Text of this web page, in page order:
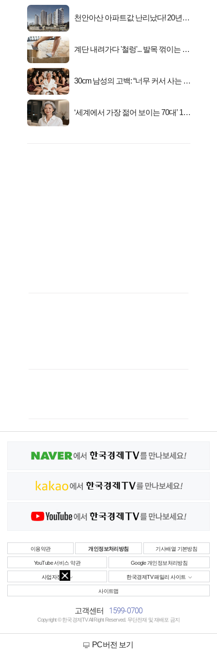
천안아산 아파트값 난리났다! 20년
계단 내려가다 '철렁'... 발목 꺾이는 이
30cm 남성의 고백: “너무 커서 사는 게
‘세계에서 가장 젊어 보이는 70대’ 1위
이용약관 개인정보처리방침 기사배열 기본방침
YouTube 서비스 약관 Google 개인정보처리방침
사업자정보 한국경제TV 패밀리 사이트
사이트맵
고객센터 1599-0700
Copyright © 한국경제TV All Right Reserved. 무단전재 및 재배포 금지
PC버전 보기